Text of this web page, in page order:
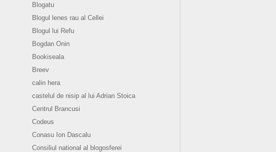
Blogatu
Blogul lenes rau al Cellei
Blogul lui Refu
Bogdan Onin
Bookiseala
Breev
calin hera
castelul de nisip al lui Adrian Stoica
Centrul Brancusi
Codeus
Conasu Ion Dascalu
Consiliul national al blogosferei